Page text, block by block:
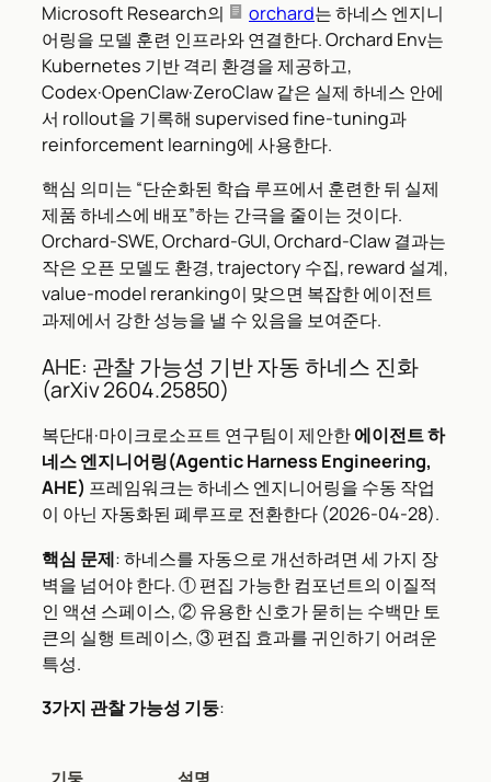
Microsoft Research의 orchard는 하네스 엔지니
어링을 모델 훈련 인프라와 연결한다. Orchard Env는
Kubernetes 기반 격리 환경을 제공하고,
Codex·OpenClaw·ZeroClaw 같은 실제 하네스 안에
서 rollout을 기록해 supervised fine-tuning과
reinforcement learning에 사용한다.
핵심 의미는 “단순화된 학습 루프에서 훈련한 뒤 실제
제품 하네스에 배포”하는 간극을 줄이는 것이다.
Orchard-SWE, Orchard-GUI, Orchard-Claw 결과는
작은 오픈 모델도 환경, trajectory 수집, reward 설계,
value-model reranking이 맞으면 복잡한 에이전트
과제에서 강한 성능을 낼 수 있음을 보여준다.
AHE: 관찰 가능성 기반 자동 하네스 진화
(arXiv 2604.25850)
복단대·마이크로소프트 연구팀이 제안한에이전트 하
네스 엔지니어링(Agentic Harness Engineering,
AHE) 프레임워크는 하네스 엔지니어링을 수동 작업
이 아닌 자동화된 폐루프로 전환한다 (2026-04-28).
핵심 문제: 하네스를 자동으로 개선하려면 세 가지 장
벽을 넘어야 한다. ① 편집 가능한 컴포넌트의 이질적
인 액션 스페이스, ② 유용한 신호가 묻히는 수백만 토
큰의 실행 트레이스, ③ 편집 효과를 귀인하기 어려운
특성.
3가지 관찰 가능성 기둥: